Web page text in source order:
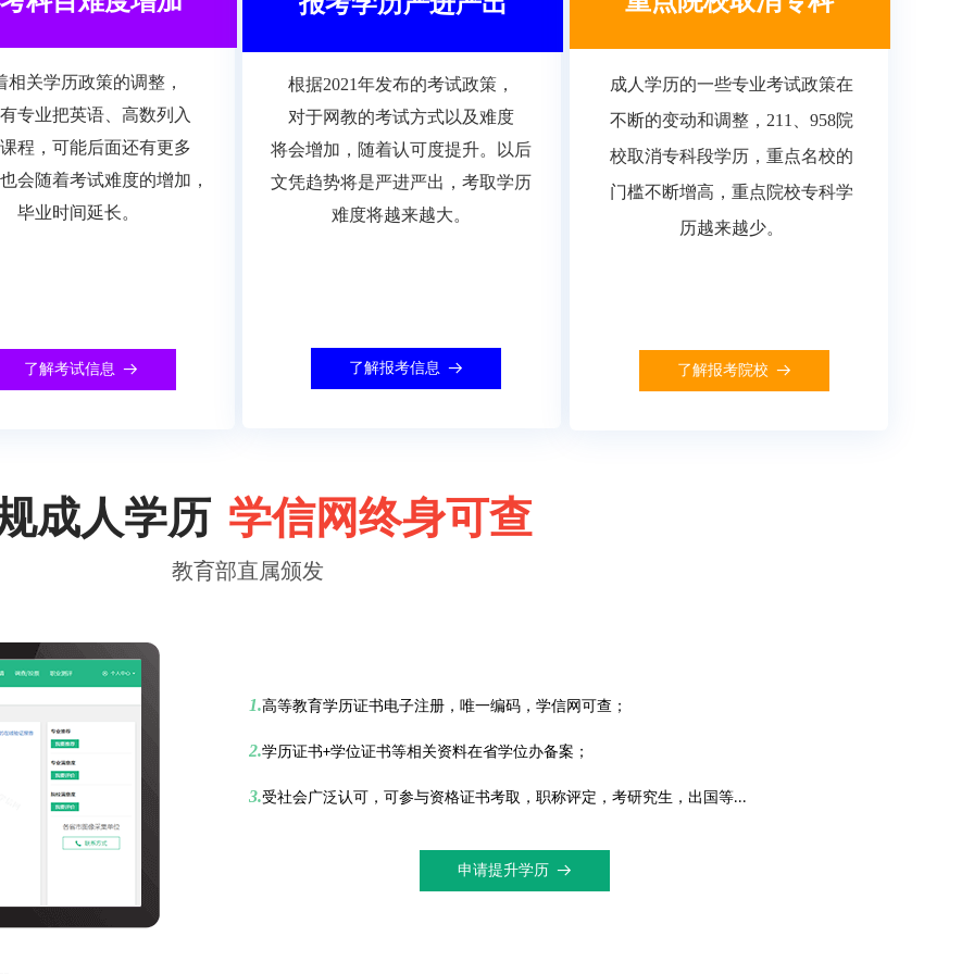
相关学历政策的调整，
专业把英语、高数列入
程，可能后面还有更多
会随着考试难度的增加，
毕业时间延长。
了解考试信息 뀠
根据2021年发布的考试政策，
对于网教的考试方式以及难度
将会增加，随着认可度提升。以后
文凭趋势将是严进严出，考取学历
难度将越来越大。
了解报考信息 뀠
成人学历的一些专业考试政策在
不断的变动和调整，211、958院
校取消专科段学历，重点名校的
门槛不断增高，重点院校专科学
历越来越少。
了解报考院校 뀠
成人学历 学信网终身可查
教育部直属颁发
1.高等教育学历证书电子注册，唯一编码，学信网可查；
2.学历证书+学位证书等相关资料在省学位办备案；
3.受社会广泛认可，可参与资格证书考取，职称评定，考研究生，出国等...
申请提升学历 뀠